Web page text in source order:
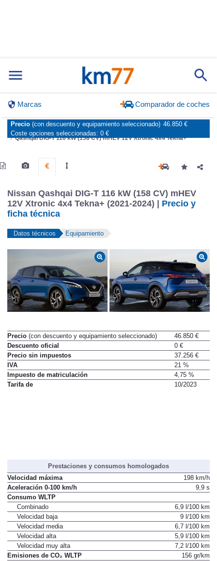
Marcas Comparador de coches
Inicio Marcas Nissan Qashqai
Qashqai DIG-T 116 kW (158 CV) mHEV 12V Xtronic 4x4 Tekna+
Nissan Qashqai DIG-T 116 kW (158 CV) mHEV
12V Xtronic 4x4 Tekna+ (2021-2024) | Precio y
ficha técnica
Datos técnicos Equipamiento
Precio (con descuento y equipamiento seleccionado)
46.850 €
Descuento oficial
0 €
Precio sin impuestos
37.256 €
IVA
21 %
Impuesto de matriculación
4,75 %
Tarifa de
10/2023
Prestaciones y consumos homologados
Velocidad máxima
198 km/h
Aceleración 0-100 km/h
9,9 s
Consumo WLTP
Combinado
6,9 l/100 km
Velocidad baja
9 l/100 km
Velocidad media
6,7 l/100 km
Velocidad alta
5,9 l/100 km
Velocidad muy alta
7,2 l/100 km
Emisiones de CO₂ WLTP
156 gr/km
Precio (con descuento y equipamiento seleccionado) 46.850 €
Coste opciones seleccionadas: 0 €